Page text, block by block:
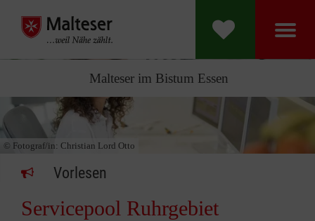
Malteser im Bistum Essen
© Fotograf/in: Christian Lord Otto
Vorlesen
Servicepool Ruhrgebiet